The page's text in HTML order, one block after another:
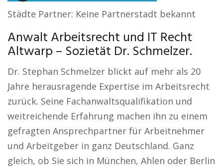
Städte Partner: Keine Partnerstadt bekannt
Anwalt Arbeitsrecht und IT Recht
Altwarp – Sozietät Dr. Schmelzer.
Dr. Stephan Schmelzer blickt auf mehr als 20
Jahre herausragende Expertise im Arbeitsrecht
zurück. Seine Fachanwaltsqualifikation und
weitreichende Erfahrung machen ihn zu einem
gefragten Ansprechpartner für Arbeitnehmer
und Arbeitgeber in ganz Deutschland. Ganz
gleich, ob Sie sich in München, Ahlen oder Berlin